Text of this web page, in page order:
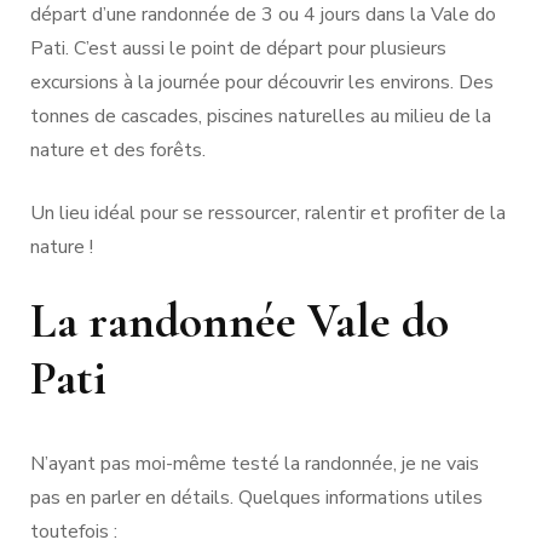
départ d’une randonnée de 3 ou 4 jours dans la Vale do
Pati. C’est aussi le point de départ pour plusieurs
excursions à la journée pour découvrir les environs. Des
tonnes de cascades, piscines naturelles au milieu de la
nature et des forêts.
Un lieu idéal pour se ressourcer, ralentir et profiter de la
nature !
La randonnée Vale do
Pati
N’ayant pas moi-même testé la randonnée, je ne vais
pas en parler en détails. Quelques informations utiles
toutefois :